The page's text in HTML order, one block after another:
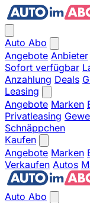
Auto Abo
Angebote Anbieter
Sofort verfügbar
Anzahlung Deals
Leasing
Angebote Marken
Privatleasing
Schnäppchen
Kaufen
Angebote Marken
Verkaufen Autos
Auto Abo